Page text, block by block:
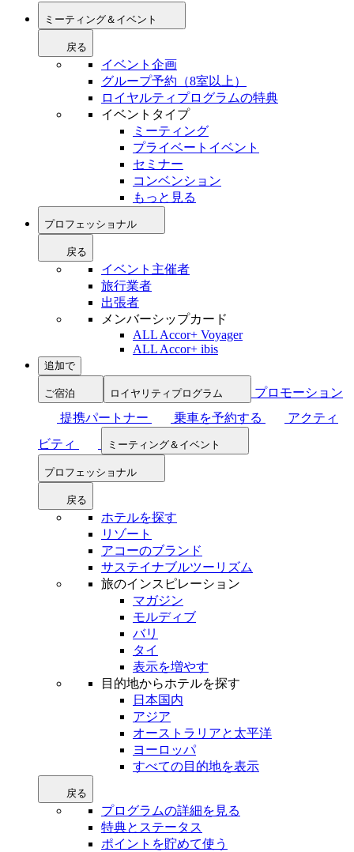
ミーティング＆イベント
戻る
イベント企画
グループ予約（8室以上）
ロイヤルティプログラムの特典
イベントタイプ
ミーティング
プライベートイベント
セミナー
コンベンション
もっと見る
プロフェッショナル
戻る
イベント主催者
旅行業者
出張者
メンバーシップカード
ALL Accor+ Voyager
ALL Accor+ ibis
追加で
ご宿泊 ロイヤリティプログラム
プロモーション
提携パートナー
乗車を予約する
アクティ
ビティ
ミーティング＆イベント
プロフェッショナル
戻る
ホテルを探す
リゾート
アコーのブランド
サステイナブルツーリズム
旅のインスピレーション
マガジン
モルディブ
バリ
タイ
表示を増やす
目的地からホテルを探す
日本国内
アジア
オーストラリアと太平洋
ヨーロッパ
すべての目的地を表示
戻る
プログラムの詳細を見る
特典とステータス
ポイントを貯めて使う